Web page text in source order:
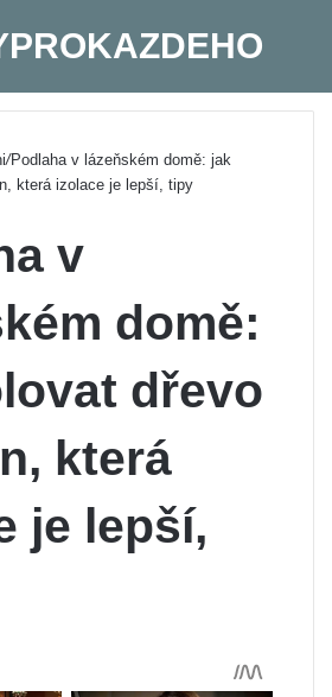
/Podlaha v lázeňském domě: jak
která izolace je lepší, tipy
v
domě:
dřevo
která
je lepší,